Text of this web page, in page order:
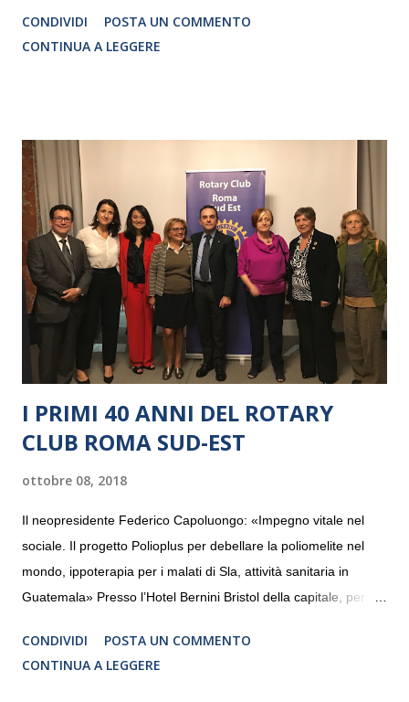
CRISTINA PEZZOLI
CONDIVIDI
POSTA UN COMMENTO
CONTINUA A LEGGERE
I PRIMI 40 ANNI DEL ROTARY
CLUB ROMA SUD-EST
ottobre 08, 2018
Il neopresidente Federico Capoluongo: «Impegno vitale nel
sociale. Il progetto Polioplus per debellare la poliomelite nel
mondo, ippoterapia per i malati di Sla, attività sanitaria in
Guatemala» Presso l’Hotel Bernini Bristol della capitale, per la
programmazione del Rotary Club Roma Sud-Est che festeggia
i quaranta anni di attività. Un’occasione per raccontare al
CONDIVIDI
POSTA UN COMMENTO
CONTINUA A LEGGERE